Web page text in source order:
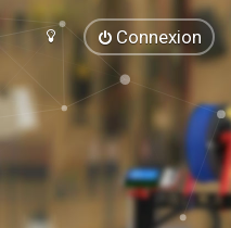
Connexion